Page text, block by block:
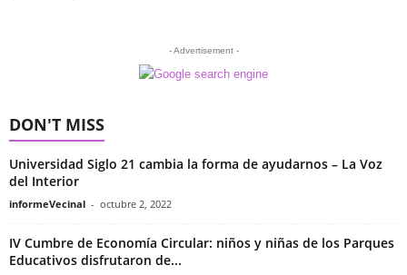
- Advertisement -
DON'T MISS
Universidad Siglo 21 cambia la forma de ayudarnos – La Voz
del Interior
informeVecinal - octubre 2, 2022
IV Cumbre de Economía Circular: niños y niñas de los Parques
Educativos disfrutaron de...